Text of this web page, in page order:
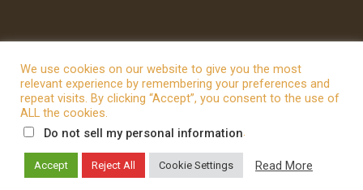
© 2026 Betheme by Muffin group
We use cookies on our website to give you the most
relevant experience by remembering your preferences and
repeat visits. By clicking “Accept”, you consent to the use of
ALL the cookies.
Do not sell my personal information.
Accept Reject All Cookie Settings Read More